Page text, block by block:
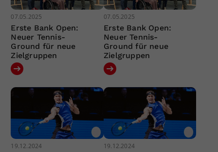
07.05.2025
Erste Bank Open:
Neuer Tennis-
Ground für neue
Zielgruppen
07.05.2025
Erste Bank Open:
Neuer Tennis-
Ground für neue
Zielgruppen
19.12.2024 19.12.2024